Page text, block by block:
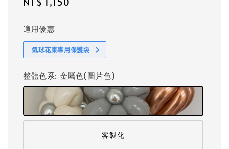
適用優惠
氣球花束專用保護袋
整體色系: 金屬色(圖片色)
客製化